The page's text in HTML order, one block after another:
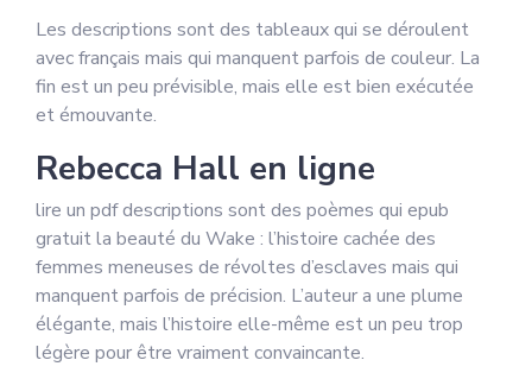
Les descriptions sont des tableaux qui se déroulent
avec français mais qui manquent parfois de couleur. La
fin est un peu prévisible, mais elle est bien exécutée
et émouvante.
Rebecca Hall en ligne
lire un pdf descriptions sont des poèmes qui epub
gratuit la beauté du Wake : l’histoire cachée des
femmes meneuses de révoltes d’esclaves mais qui
manquent parfois de précision. L’auteur a une plume
élégante, mais l’histoire elle-même est un peu trop
légère pour être vraiment convaincante.